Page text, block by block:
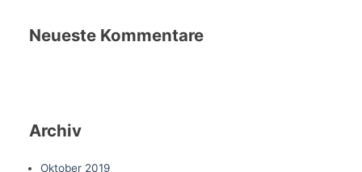
Neueste Kommentare
Archiv
Oktober 2019